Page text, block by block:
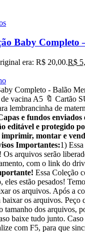
Baby Completo
era: R$ 20,00.R$
Completo - Balão
vacina A5 🔖 Cartão
lembrancinha de
e fundos
editável e protegido
montar e
Importantes:1)
arquivos serão
com o link do
Essa Coleção
eles estão pesados!
os arquivos. Após a
os arquivos. Peço
tamanho dos arquivos,
baixe tudo junto. Caso
com F5, para que